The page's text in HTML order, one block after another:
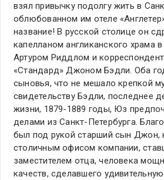
взял привычку подолгу жить в
облюбованном им отеле
название! В русской столице он
капелланом англиканского храма
Артуром Риддлом и
«Стандард» Джоном Бэдли. Оба
сыновья, что не мешало крепкой
свидетельству Бэдли, последнее
жизни, 1879-1889 годы, Юз
делами из Санкт-Петербурга.
был под рукой старший сын Джон,
столичным офисом компании,
заместителем отца, человека
качеств, сделавшего